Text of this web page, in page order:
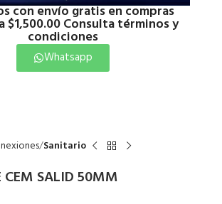
con envío gratis en compras
$1,500.00 Consulta términos y
condiciones
Whatsapp
Sanitario
CEM SALID 50MM